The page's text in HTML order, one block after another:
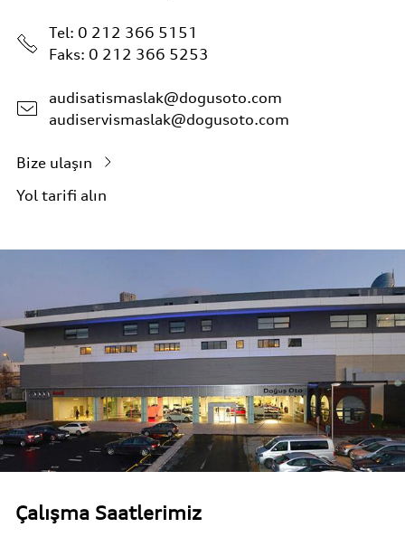
Tel: 0 212 366 5151
Faks: 0 212 366 5253
audisatismaslak@dogusoto.com
audiservismaslak@dogusoto.com
Bize ulaşın
Yol tarifi alın
Çalışma Saatlerimiz